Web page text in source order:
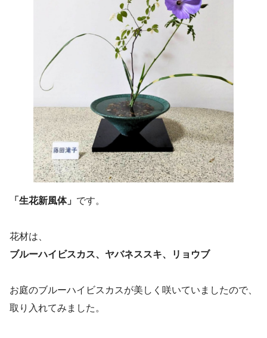
「生花新風体」 です。
花材は、
ブルーハイビスカス、ヤバネススキ、リョウブ
お庭のブルーハイビスカスが美しく咲いていましたので、
取り入れてみました。